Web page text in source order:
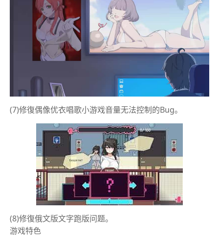
(7)修復偶像优衣唱歌小游戏音量无法控制的Bug。
(8)修復俄文版文字跑版问题。
游戏特色